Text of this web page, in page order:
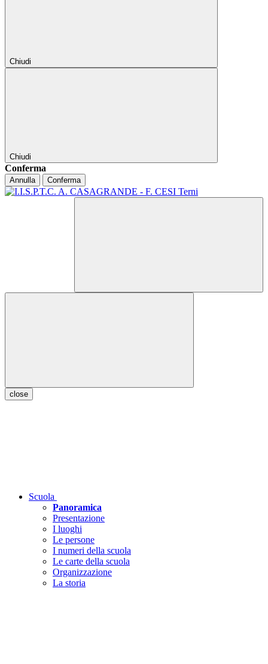
Chiudi
Chiudi
Conferma
Annulla Conferma
close
Scuola
Panoramica
Presentazione
I luoghi
Le persone
I numeri della scuola
Le carte della scuola
Organizzazione
La storia